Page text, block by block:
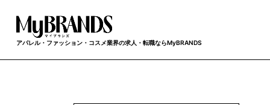
アパレル・ファッション・コスメ業界の求人・転職ならMyBRANDS